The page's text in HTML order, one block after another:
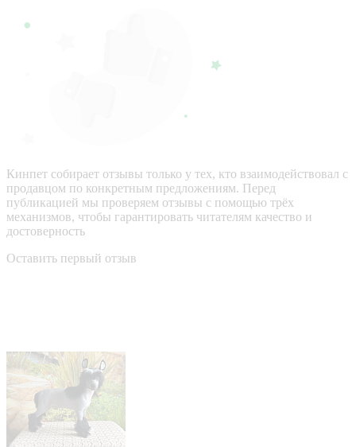
Кинпет собирает отзывы только у тех, кто взаимодействовал с
продавцом по конкретным предложениям. Перед
публикацией мы проверяем отзывы с помощью трёх
механизмов, чтобы гарантировать читателям качество и
достоверность
Оставить первый отзыв